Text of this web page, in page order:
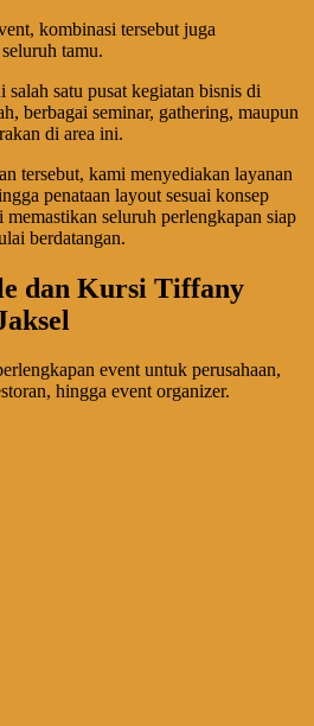
kombinasi tersebut juga
tamu.
satu pusat kegiatan bisnis di
berbagai seminar, gathering, maupun
di area ini.
tersebut, kami menyediakan layanan
penataan layout sesuai konsep
seluruh perlengkapan siap
berdatangan.
dan Kursi Tiffany
event untuk perusahaan,
hingga event organizer.